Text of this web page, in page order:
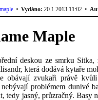
• Vydáno: 20.1.2013 11:02 •
Maple
deskou ze smrku
která dodává kytaře
zvukaři právě
problémem dunivé
jasný, průzračný.